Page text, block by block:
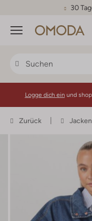
30
Menü
Logge dich ein und
Zurück